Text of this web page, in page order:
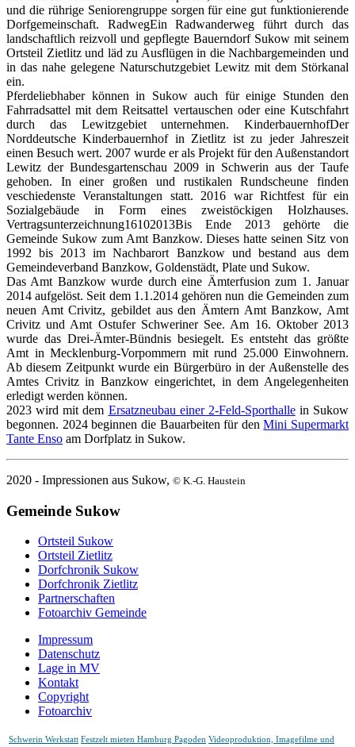
und die rührige Seniorengruppe sorgen für eine gut funktionierende
Dorfgemeinschaft. RadwegEin Radwanderweg führt durch das
landschaftlich reizvoll und gepflegte Bauerndorf Sukow mit seinem
Ortsteil Zietlitz und läd zu Ausflügen in die Nachbargemeinden und
in das nahe gelegene Naturschutzgebiet Lewitz mit dem Störkanal
ein.
Pferdeliebhaber können in Sukow auch für einige Stunden den
Fahrradsattel mit dem Reitsattel vertauschen oder eine Kutschfahrt
durch das Lewitzgebiet unternehmen. KinderbauernhofDer
Norddeutsche Kinderbauernhof in Zietlitz ist zu jeder Jahreszeit
einen Besuch wert. 2007 wurde er als Projekt für den Außenstandort
Lewitz der Bundesgartenschau 2009 in Schwerin aus der Taufe
gehoben. In einer großen und rustikalen Rundscheune finden
veschiedenste Veranstaltungen statt. 2016 war Richtfest für ein
Sozialgebäude in Form eines zweistöckigen Holzhauses.
Vertragsunterzeichnung16102013Bis Ende 2013 gehörte die
Gemeinde Sukow zum Amt Banzkow. Dieses hatte seinen Sitz von
1992 bis 2013 im Nachbarort Banzkow und bestand aus dem
Gemeindeverband Banzkow, Goldenstädt, Plate und Sukow.
Das Amt Banzkow wurde durch eine Ämterfusion zum 1. Januar
2014 aufgelöst. Seit dem 1.1.2014 gehören nun die Gemeinden zum
neuen Amt Crivitz, gebildet aus den Ämtern Amt Banzkow, Amt
Crivitz und Amt Ostufer Schweriner See. Am 16. Oktober 2013
wurde das Drei-Ämter-Bündnis besiegelt. Es entsteht das größte
Amt in Mecklenburg-Vorpommern mit rund 25.000 Einwohnern.
Ab diesem Zeitpunkt wurde ein Bürgerbüro in der Außenstelle des
Amtes Crivitz in Banzkow eingerichtet, in dem Angelegenheiten
erledigt werden können.
2023 wird mit dem Ersatzneubau einer 2-Feld-Sporthallein Sukow
begonnen. 2024 beginnen die Bauarbeiten für denMini Supermarkt
Tante Enso am Dorfplatz in Sukow.
2020 - Impressionen aus Sukow, © K.-G. Haustein
Gemeinde Sukow
Ortsteil Sukow
Ortsteil Zietlitz
Dorfchronik Sukow
Dorfchronik Zietlitz
Partnerschaften
Fotoarchiv Gemeinde
Impressum
Datenschutz
Lage in MV
Kontakt
Copyright
Fotoarchiv
Schwerin Werkstatt Festzelt mieten Hamburg Pagoden Videoproduktion, Imagefilme und